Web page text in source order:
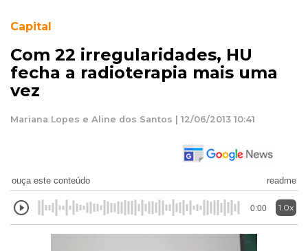
Capital
Com 22 irregularidades, HU
fecha a radioterapia mais uma
vez
Mariana Lopes e Aline dos Santos | 12/06/2013 10:41
ouça este conteúdo readme
0:00 1.0x